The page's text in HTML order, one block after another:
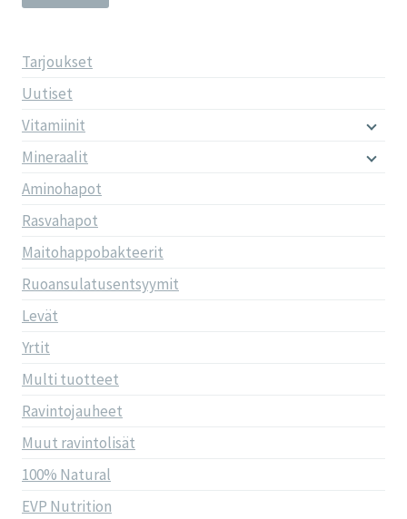
Tarjoukset
Uutiset
Vitamiinit
Mineraalit
Aminohapot
Rasvahapot
Maitohappobakteerit
Ruoansulatusentsyymit
Levät
Yrtit
Multi tuotteet
Ravintojauheet
Muut ravintolisät
100% Natural
EVP Nutrition